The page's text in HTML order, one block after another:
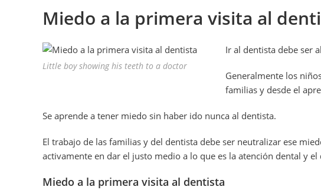
Miedo a la primera visita al
Little boy showing his teeth to a doctor
Ir al dentista debe ser
Generalmente los
familias y desde el
Se aprende a tener miedo sin haber ido nunca al dentista.
El trabajo de las familias y del dentista debe ser neutralizar ese
activamente en dar el justo medio a lo que es la atención dental y el
Miedo a la primera visita al dentista